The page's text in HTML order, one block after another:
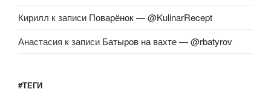
Кирилл к записи Поварёнок — @KulinarRecept
Анастасия к записи Батыров на вахте — @rbatyrov
#ТЕГИ